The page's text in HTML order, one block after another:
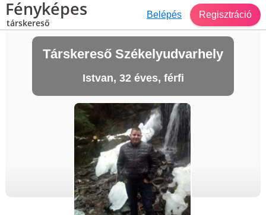
Fényképes
társkereső
Belépés Regisztráció
Társkereső Székelyudvarhely
Istvan, 32 éves, férfi